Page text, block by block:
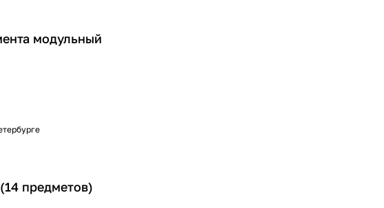
модульный
предметов)